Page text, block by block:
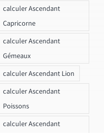
calculer Ascendant
Capricorne
calculer Ascendant
Gémeaux
calculer Ascendant Lion
calculer Ascendant
Poissons
calculer Ascendant